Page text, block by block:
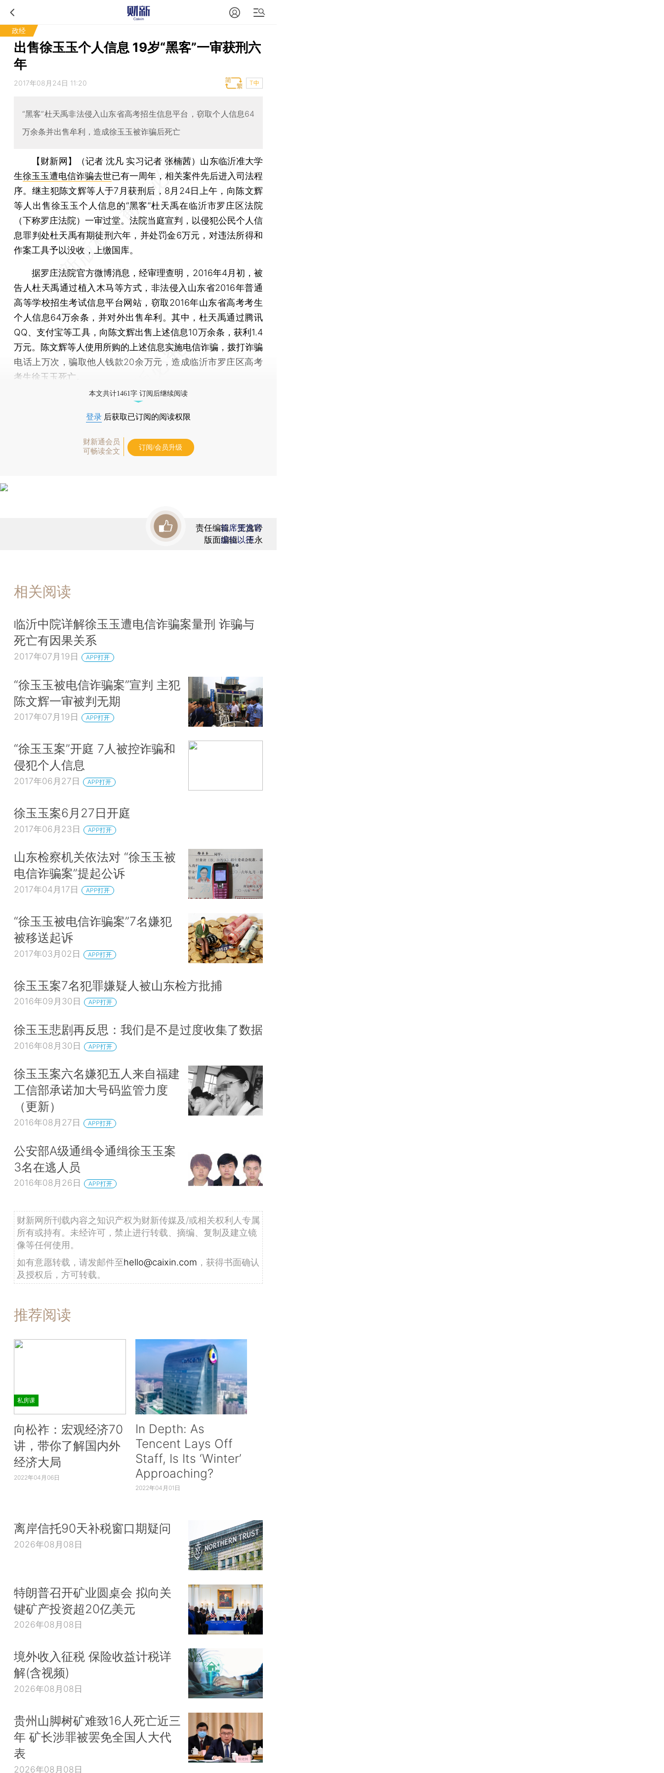
政经
出售徐玉玉个人信息 19岁“黑客”一审获刑六
年
2017年08月24日 11:20 T中
“黑客”杜天禹非法侵入山东省高考招生信息平台，窃取个人信息64
万余条并出售牟利，造成徐玉玉被诈骗后死亡
【财新网】（记者 沈凡 实习记者 张楠茜） 山东临沂准大学
生徐玉玉遭电信诈骗去世已有一周年，相关案件先后进入司法程
序。继主犯陈文辉等人于7月获刑后，8月24日上午，向陈文辉
等人出售徐玉玉个人信息的“黑客”杜天禹在临沂市罗庄区法院
（下称罗庄法院）一审过堂。法院当庭宣判，以侵犯公民个人信
息罪判处杜天禹有期徒刑六年，并处罚金6万元，对违法所得和
作案工具予以没收，上缴国库。
据罗庄法院官方微博消息，经审理查明，2016年4月初，被
告人杜天禹通过植入木马等方式，非法侵入山东省2016年普通
高等学校招生考试信息平台网站，窃取2016年山东省高考考生
个人信息64万余条，并对外出售牟利。其中，杜天禹通过腾讯
QQ、支付宝等工具，向陈文辉出售上述信息10万余条，获利1.4
万元。陈文辉等人使用所购的上述信息实施电信诈骗，拨打诈骗
电话上万次，骗取他人钱款20余万元，造成临沂市罗庄区高考
考生徐玉玉死亡。
本文共计1461字 订阅后继续阅读
登录 后获取已订阅的阅读权限
财新通会员
可畅读全文
订阅/会员升级
责任编辑：王逸吟
版面编辑：王永
首席赞赏官
虚位以待
相关阅读
临沂中院详解徐玉玉遭电信诈骗案量刑 诈骗与
死亡有因果关系
2017年07月19日 APP打开
“徐玉玉被电信诈骗案”宣判 主犯
陈文辉一审被判无期
2017年07月19日 APP打开
“徐玉玉案”开庭 7人被控诈骗和
侵犯个人信息
2017年06月27日 APP打开
徐玉玉案6月27日开庭
2017年06月23日 APP打开
山东检察机关依法对 “徐玉玉被
电信诈骗案”提起公诉
2017年04月17日 APP打开
“徐玉玉被电信诈骗案”7名嫌犯
被移送起诉
2017年03月02日 APP打开
徐玉玉案7名犯罪嫌疑人被山东检方批捕
2016年09月30日 APP打开
徐玉玉悲剧再反思：我们是不是过度收集了数据
2016年08月30日 APP打开
徐玉玉案六名嫌犯五人来自福建
工信部承诺加大号码监管力度
（更新）
2016年08月27日 APP打开
公安部A级通缉令通缉徐玉玉案
3名在逃人员
2016年08月26日 APP打开
财新网所刊载内容之知识产权为财新传媒及/或相关权利人专属
所有或持有。未经许可，禁止进行转载、摘编、复制及建立镜
像等任何使用。
如有意愿转载，请发邮件至hello@caixin.com ，获得书面确认
及授权后，方可转载。
推荐阅读
私房课
向松祚：宏观经济70
讲，带你了解国内外
经济大局
2022年04月06日
In Depth: As
Tencent Lays Off
Staff, Is Its ‘Winter’
Approaching?
2022年04月01日
离岸信托90天补税窗口期疑问
2026年08月08日
特朗普召开矿业圆桌会 拟向关
键矿产投资超20亿美元
2026年08月08日
境外收入征税 保险收益计税详
解(含视频)
2026年08月08日
贵州山脚树矿难致16人死亡近三
年 矿长涉罪被罢免全国人大代
表
2026年08月08日